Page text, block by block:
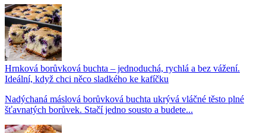
Hrnková borůvková buchta – jednoduchá, rychlá a bez vážení.
Ideální, když chci něco sladkého ke kafíčku
Nadýchaná máslová borůvková buchta ukrývá vláčné těsto plné
šťavnatých borůvek. Stačí jedno sousto a budete...